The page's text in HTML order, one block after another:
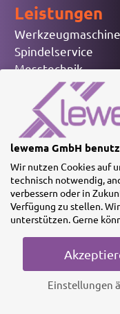
Leistungen
Spindelservice
Messtechnik
Steuerungen
Elektronik
© lewema GmbH
lewema GmbH
Wir nutzen Cookies auf
technisch notwendig,
verbessern oder in
Verfügung zu stellen.
unterstützen. Gerne
Einstellungen